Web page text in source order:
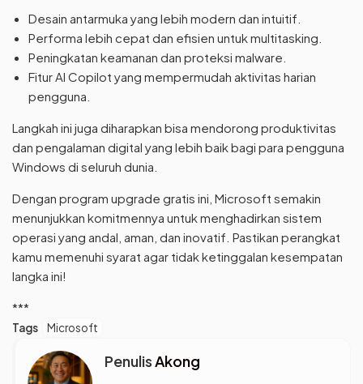
Desain antarmuka yang lebih modern dan intuitif.
Performa lebih cepat dan efisien untuk multitasking.
Peningkatan keamanan dan proteksi malware.
Fitur AI Copilot yang mempermudah aktivitas harian
pengguna.
Langkah ini juga diharapkan bisa mendorong produktivitas
dan pengalaman digital yang lebih baik bagi para pengguna
Windows di seluruh dunia.
Dengan program upgrade gratis ini, Microsoft semakin
menunjukkan komitmennya untuk menghadirkan sistem
operasi yang andal, aman, dan inovatif. Pastikan perangkat
kamu memenuhi syarat agar tidak ketinggalan kesempatan
langka ini!
***
Tags Microsoft
PenulisAkong